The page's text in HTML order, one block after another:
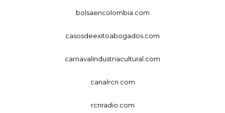
bolsaencolombia.com
casosdeexitoabogados.com
carnavalindustriacultural.com
canalrcn.com
rcnradio.com